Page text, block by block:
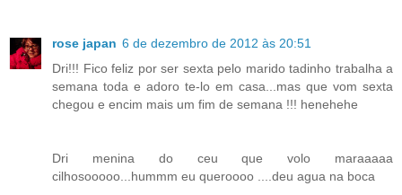
rose japan 6 de dezembro de 2012 às 20:51
Dri!!! Fico feliz por ser sexta pelo marido tadinho trabalha a
semana toda e adoro te-lo em casa...mas que vom sexta
chegou e encim mais um fim de semana !!! henehehe
Dri menina do ceu que volo maraaaaa
cilhosooooo...hummm eu queroooo ....deu agua na boca